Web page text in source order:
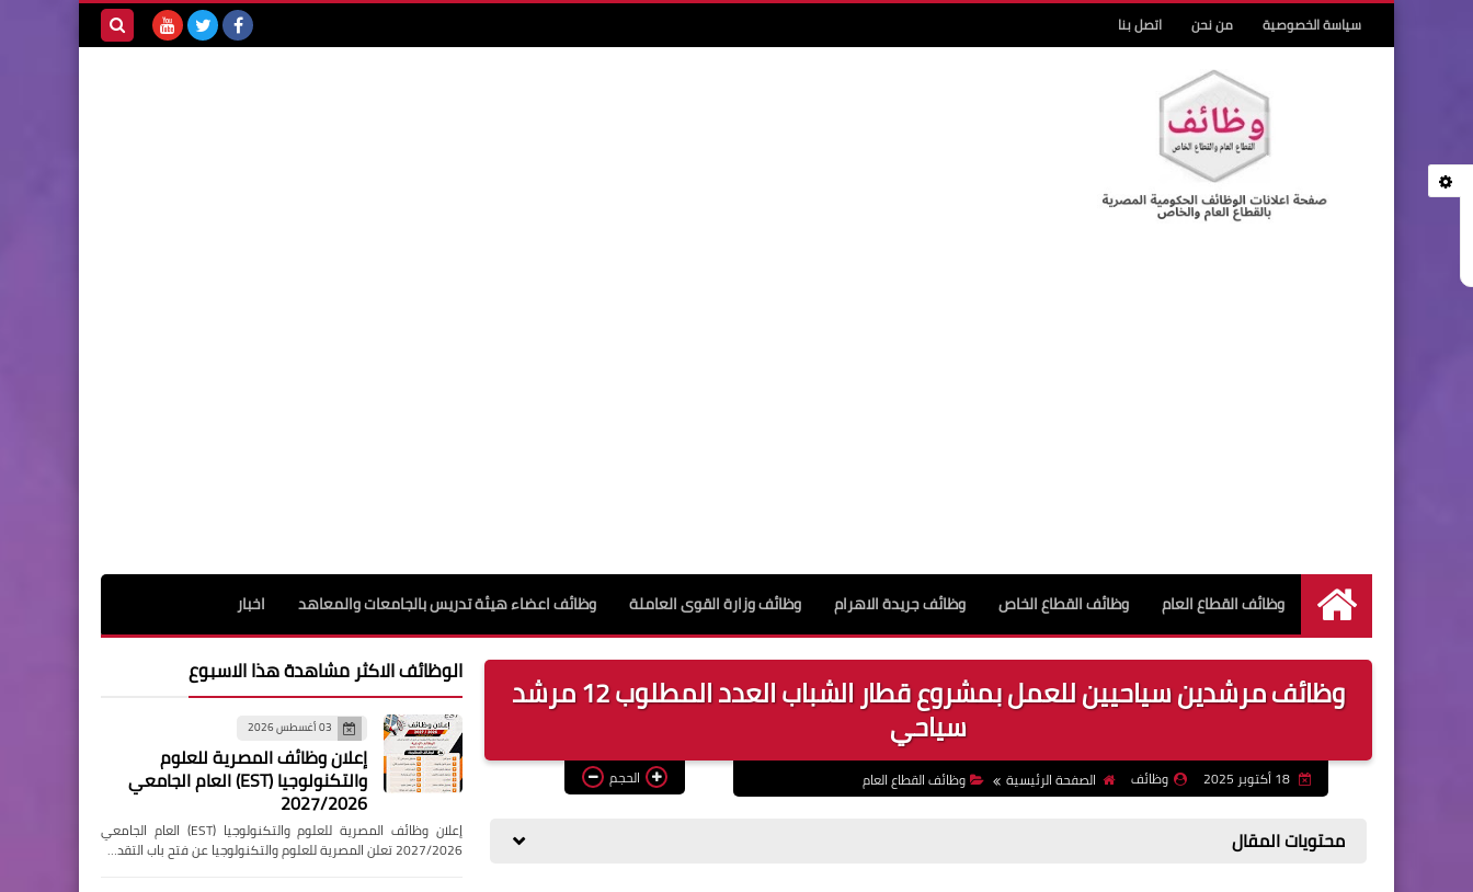
سياسة الخصوصية من نحن اتصل بنا
الرئيسية
وظائف القطاع العام وظائف القطاع الخاص وظائف جريدة الاهرام وظائف وزارة القوى العاملة وظائف اعضاء هيئة تدريس بالجامعات والمعاهد اخبار
وظائف مرشدين سياحيين للعمل بمشروع قطار الشباب العدد المطلوب 12 مرشد
سياحي
18 أكتوبر 2025 وظائف الصفحة الرئيسية وظائف القطاع العام الحجم
محتويات المقال
الوظائف الاكثر مشاهدة هذا الاسبوع
03 أغسطس 2026
إعلان وظائف المصرية للعلوم
والتكنولوجيا (EST) العام الجامعي
2027/2026
إعلان وظائف المصرية للعلوم والتكنولوجيا (EST) العام الجامعي
2027/2026 تعلن المصرية للعلوم والتكنولوجيا عن فتح باب التقد…